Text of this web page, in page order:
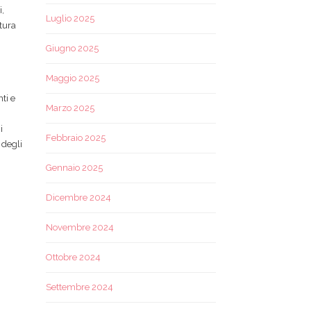
e
degli
Luglio 2025
Giugno 2025
Maggio 2025
Marzo 2025
Febbraio 2025
Gennaio 2025
Dicembre 2024
Novembre 2024
Ottobre 2024
Settembre 2024